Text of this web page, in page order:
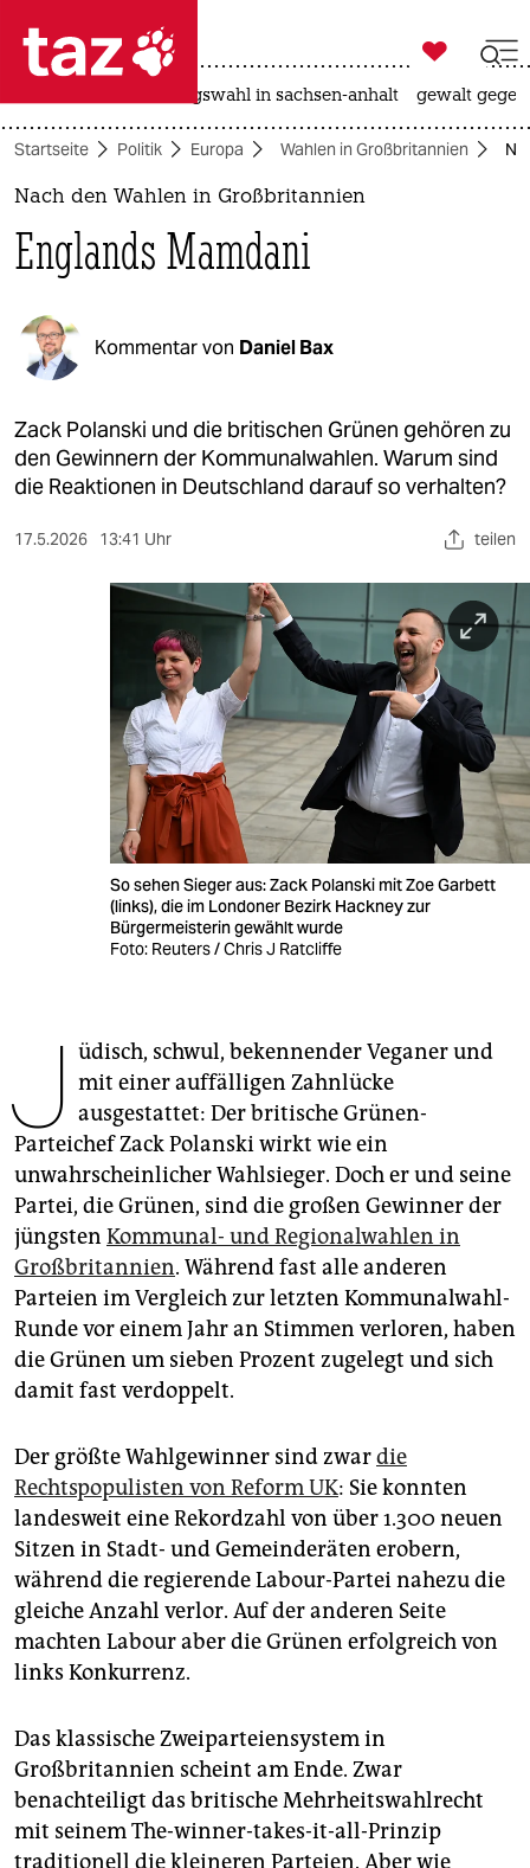
 taz zahl ich
taz zahl ich
politik
öko
gesellschaft
kultur
sport
berlin
veranstaltungen
fragen & hilfe
unterstützen
epaper login

taz zahl ich
landtagswahl in sachsen-anhalt gewalt
Startseite Politik Europa Wahlen in Großbritannien
Nach den Wahlen in Großbritannien
Englands Mamdani
Kommentar von Daniel Bax
Zack Polanski und die britischen Grünen gehören zu
den Gewinnern der Kommunalwahlen. Warum sind
die Reaktionen in Deutschland darauf so verhalten?
17.5.2026 13:41 Uhr teilen
So sehen Sieger aus: Zack Polanski mit Zoe Garbett
(links), die im Londoner Bezirk Hackney zur
Bürgermeisterin gewählt wurde
Foto: Reuters / Chris J Ratcliffe
J üdisch, schwul, bekennender Veganer und
mit einer auffälligen Zahnlücke
ausgestattet: Der britische Grünen-
Parteichef Zack Polanski wirkt wie ein
unwahrscheinlicher Wahlsieger. Doch er und seine
Partei, die Grünen, sind die großen Gewinner der
jüngsten Kommunal- und Regionalwahlen in
Großbritannien. Während fast alle anderen
Parteien im Vergleich zur letzten Kommunalwahl-
Runde vor einem Jahr an Stimmen verloren, haben
die Grünen um sieben Prozent zugelegt und sich
damit fast verdoppelt.
Der größte Wahlgewinner sind zwardie
Rechtspopulisten von Reform UK: Sie konnten
landesweit eine Rekordzahl von über 1.300 neuen
Sitzen in Stadt- und Gemeinderäten erobern,
während die regierende Labour-Partei nahezu die
gleiche Anzahl verlor. Auf der anderen Seite
machten Labour aber die Grünen erfolgreich von
links Konkurrenz.
Das klassische Zweiparteiensystem in
Großbritannien scheint am Ende. Zwar
benachteiligt das britische Mehrheitswahlrecht
mit seinem The-winner-takes-it-all-Prinzip
traditionell die kleineren Parteien. Aber wie